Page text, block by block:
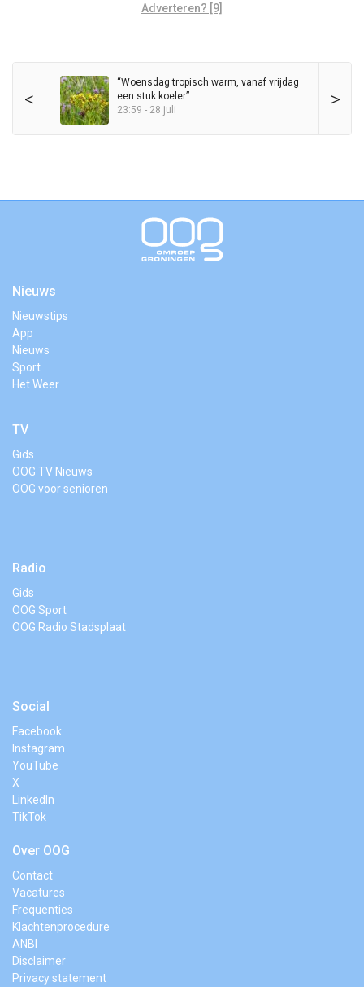
Adverteren? [9]
< >
“Woensdag tropisch warm, vanaf vrijdag
een stuk koeler”
23:59 - 28 juli
Nieuws
Nieuwstips
App
Nieuws
Sport
Het Weer
TV
Gids
OOG TV Nieuws
OOG voor senioren
Radio
Gids
OOG Sport
OOG Radio Stadsplaat
Social
Facebook
Instagram
YouTube
X
LinkedIn
TikTok
Over OOG
Contact
Vacatures
Frequenties
Klachtenprocedure
ANBI
Disclaimer
Privacy statement